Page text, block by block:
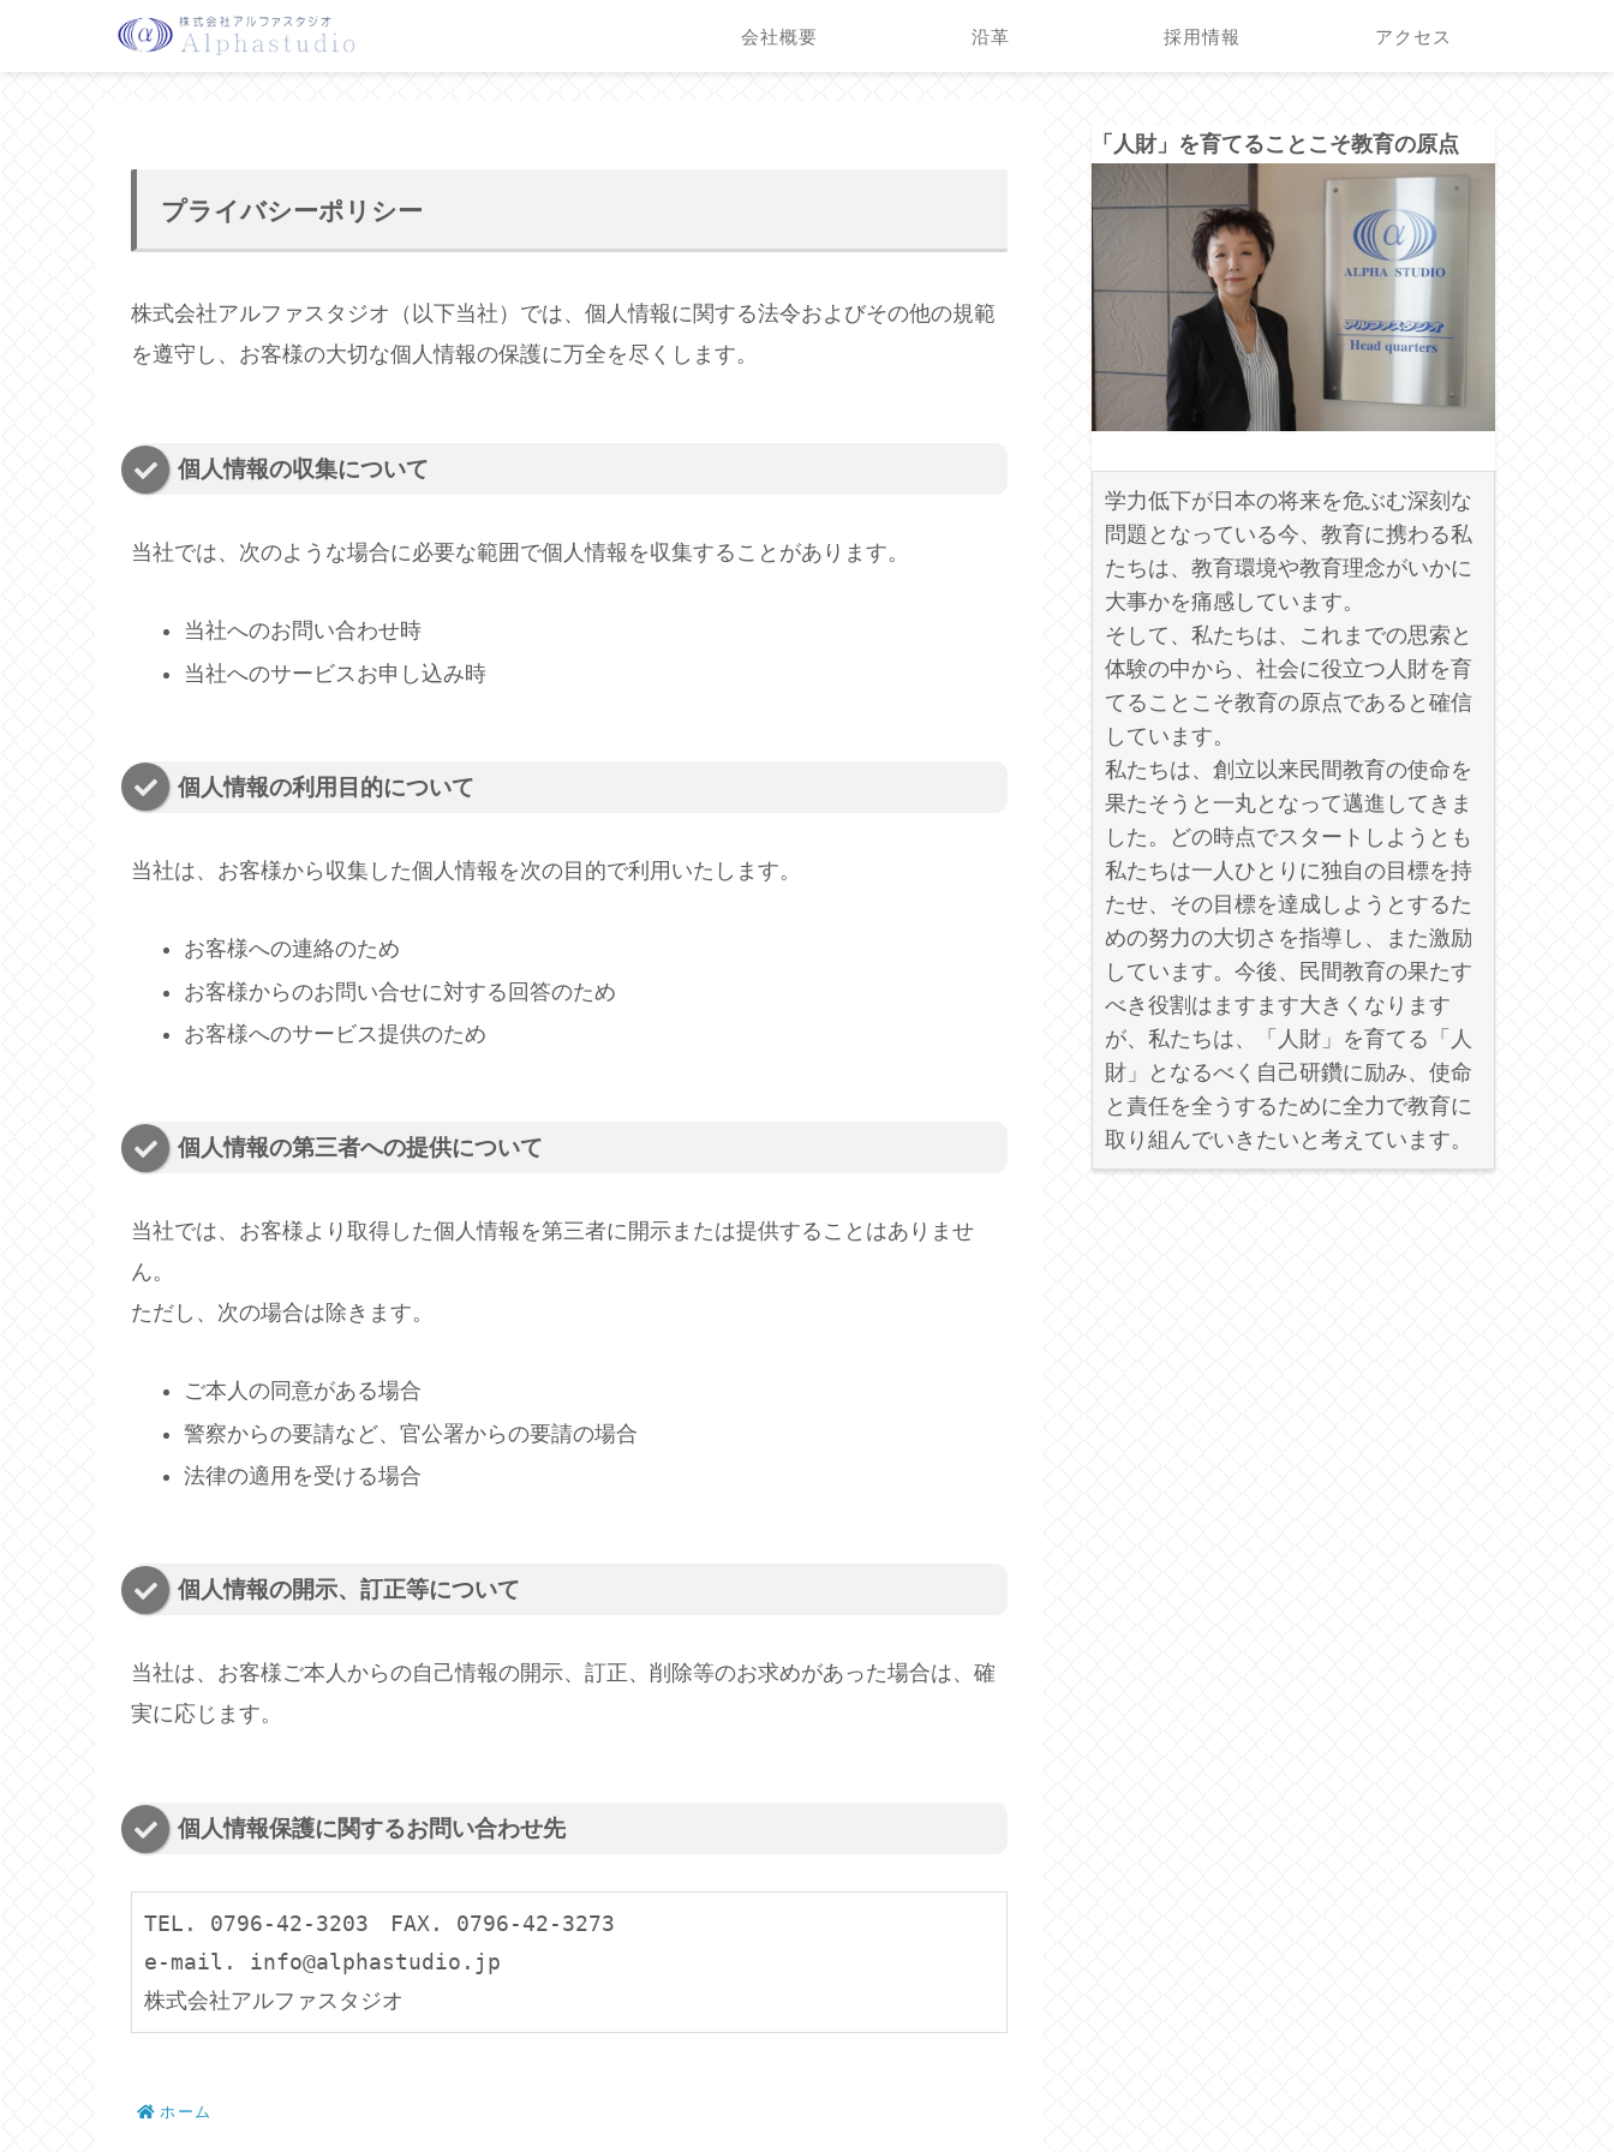
会社概要 沿革 採用情報 アクセス
プライバシーポリシー
株式会社アルファスタジオ（以下当社）では、個人情報に関する法令およびその他の規範
を遵守し、お客様の大切な個人情報の保護に万全を尽くします。
個人情報の収集について
当社では、次のような場合に必要な範囲で個人情報を収集することがあります。
当社へのお問い合わせ時
当社へのサービスお申し込み時
個人情報の利用目的について
当社は、お客様から収集した個人情報を次の目的で利用いたします。
お客様への連絡のため
お客様からのお問い合せに対する回答のため
お客様へのサービス提供のため
個人情報の第三者への提供について
当社では、お客様より取得した個人情報を第三者に開示または提供することはありませ
ん。
ただし、次の場合は除きます。
ご本人の同意がある場合
警察からの要請など、官公署からの要請の場合
法律の適用を受ける場合
個人情報の開示、訂正等について
当社は、お客様ご本人からの自己情報の開示、訂正、削除等のお求めがあった場合は、確
実に応じます。
個人情報保護に関するお問い合わせ先
TEL. 0796-42-3203　FAX. 0796-42-3273
e-mail. info@alphastudio.jp
株式会社アルファスタジオ
ホーム
「人財」を育てることこそ教育の原点
学力低下が日本の将来を危ぶむ深刻な
問題となっている今、教育に携わる私
たちは、教育環境や教育理念がいかに
大事かを痛感しています。
そして、私たちは、これまでの思索と
体験の中から、社会に役立つ人財を育
てることこそ教育の原点であると確信
しています。
私たちは、創立以来民間教育の使命を
果たそうと一丸となって邁進してきま
した。どの時点でスタートしようとも
私たちは一人ひとりに独自の目標を持
たせ、その目標を達成しようとするた
めの努力の大切さを指導し、また激励
しています。今後、民間教育の果たす
べき役割はますます大きくなります
が、私たちは、「人財」を育てる「人
財」となるべく自己研鑽に励み、使命
と責任を全うするために全力で教育に
取り組んでいきたいと考えています。